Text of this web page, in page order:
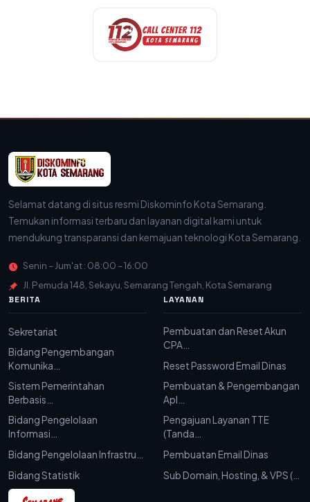
Selamat datang di situs resmi Diskominfo Kota Semarang.
Temukan informasi terbaru dan layanan digital kami untuk
mendukung transparansi dan kemajuan teknologi Kota Semarang.
Senin – Jum'at : 08:00 – 16:00
Jl. Pemuda 148, Sekayu, Semarang Tengah, Kota Semarang
BERITA
Sekretariat
Bidang Pengembangan
Komunika…
Sistem Pemerintahan
Berbasis…
Bidang Pengelolaan
Informasi…
Bidang Pengelolaan Infrastru…
Bidang Statistik
LAYANAN
Pembuatan dan Reset Akun
CPA…
Reset Password Email Dinas
Pembuatan & Pengembangan
Apl…
Pengajuan Layanan TTE
(Tanda…
Pembuatan Email Dinas
Sub Domain, Hosting, & VPS (…